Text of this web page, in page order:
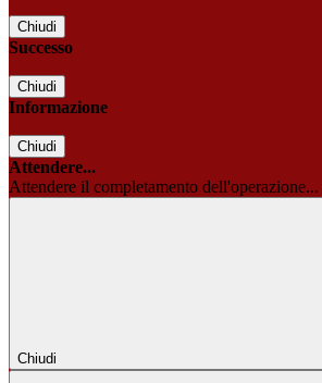
Chiudi
Successo
Chiudi
Informazione
Chiudi
Attendere...
Attendere il completamento dell'operazione...
Chiudi